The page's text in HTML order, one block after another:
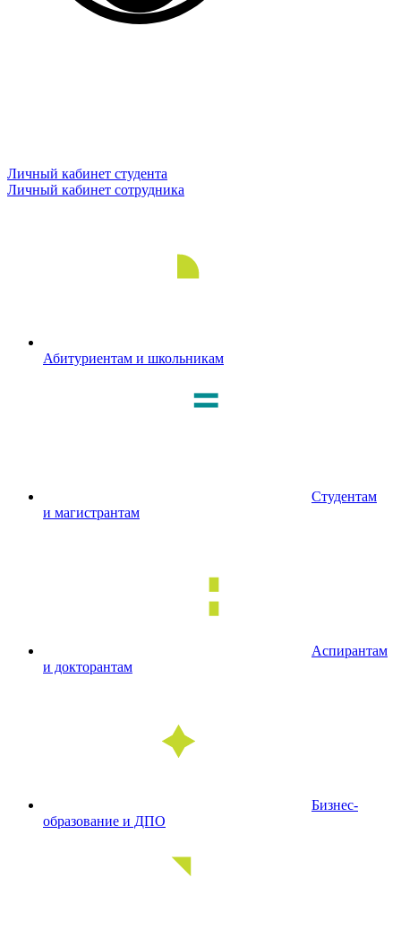
Личный кабинет студента
Личный кабинет сотрудника
Абитуриентам и школьникам
Студентам
и магистрантам
Аспирантам
и докторантам
Бизнес-
образование и ДПО